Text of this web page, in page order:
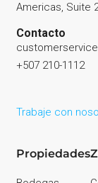
Americas, Suite
Contacto
+507 210-1112
Trabaje con
Propiedades